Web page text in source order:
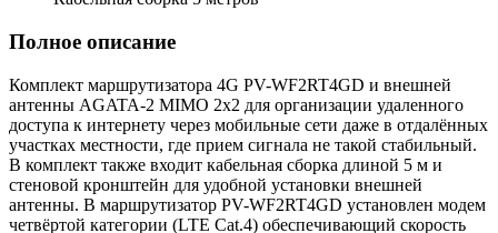
Полное описание
Комплект маршрутизатора 4G PV-WF2RT4GD и внешней
антенны AGATA-2 MIMO 2x2 для организации удаленного
доступа к интернету через мобильные сети даже в отдалённых
участках местности, где прием сигнала не такой стабильный.
В комплект также входит кабельная сборка длиной 5 м и
стеновой кронштейн для удобной установки внешней
антенны. В маршрутизатор PV-WF2RT4GD установлен модем
четвёртой категории (LTE Cat.4) обеспечивающий скорость